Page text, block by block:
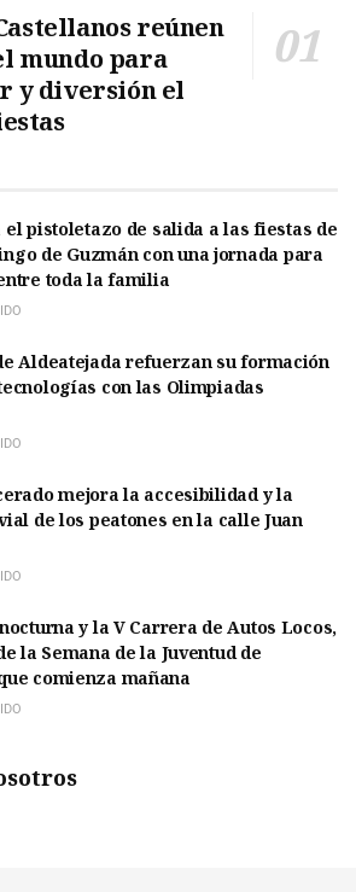
reúnen
mundo para
y diversión el
el pistoletazo de salida a las fiestas de
de Guzmán con una jornada para
toda la familia
Aldeatejada refuerzan su formación
con las Olimpiadas
mejora la accesibilidad y la
de los peatones en la calle Juan
y la V Carrera de Autos Locos,
la Semana de la Juventud de
comienza mañana